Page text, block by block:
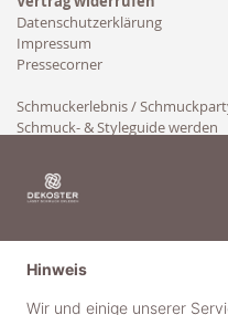
Datenschutzerklärung
Impressum
Pressecorner
Schmuckerlebnis /
Schmuck- & Styleguide werden
Hinweis
Wir und einige unserer